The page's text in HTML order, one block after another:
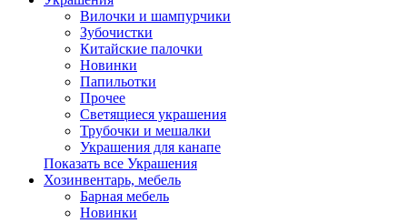
Вилочки и шампурчики
Зубочистки
Китайские палочки
Новинки
Папильотки
Прочее
Светящиеся украшения
Трубочки и мешалки
Украшения для канапе
Показать все Украшения
Хозинвентарь, мебель
Барная мебель
Новинки